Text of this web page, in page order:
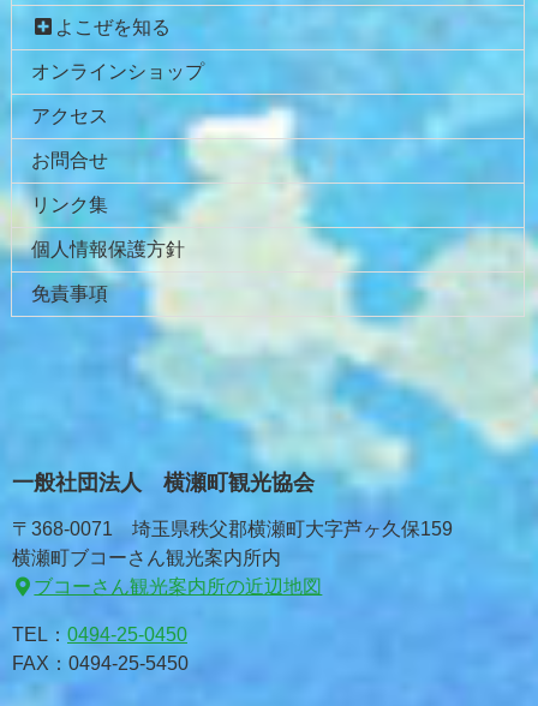
戻
よこぜを知る
オンラインショップ
アクセス
お問合せ
リンク集
個人情報保護方針
免責事項
一般社団法人 横瀬町観光協会
〒368-0071 埼玉県秩父郡横瀬町大字芦ヶ久保159
横瀬町ブコーさん観光案内所内
ブコーさん観光案内所の近辺地図
TEL： 0494-25-0450
FAX：0494-25-5450